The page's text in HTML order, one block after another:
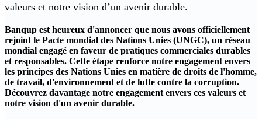
valeurs et notre vision d’un avenir durable.
Banqup est heureux d'annoncer que nous avons officiellement
rejoint le Pacte mondial des Nations Unies (UNGC), un réseau
mondial engagé en faveur de pratiques commerciales durables
et responsables. Cette étape renforce notre engagement envers
les principes des Nations Unies en matière de droits de l'homme,
de travail, d'environnement et de lutte contre la corruption.
Découvrez davantage notre engagement envers ces valeurs et
notre vision d'un avenir durable.